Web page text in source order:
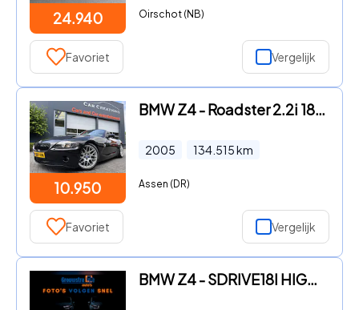
24.940 Oirschot (NB)
Favoriet Vergelijk
10.950
BMW Z4 - Roadster 2.2i 18 Inch Clima
2005 134.515km
Assen (DR)
Favoriet Vergelijk
BMW Z4 - SDRIVE18I HIGH EXECUTIVE / HARD-TOP / LEDER / WINDSCHERM